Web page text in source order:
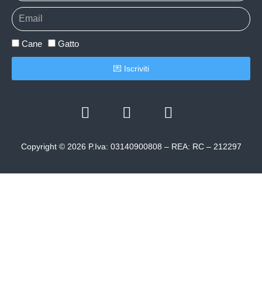
Copyright © 2026 P.Iva: 03140900808 – REA: RC – 212297
Cane Gatto
💌 Iscriviti